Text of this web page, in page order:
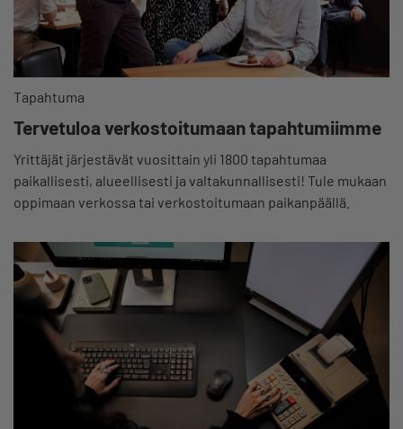
Tapahtuma
Tervetuloa verkostoitumaan tapahtumiimme
Yrittäjät järjestävät vuosittain yli 1800 tapahtumaa
paikallisesti, alueellisesti ja valtakunnallisesti! Tule mukaan
oppimaan verkossa tai verkostoitumaan paikanpäällä.